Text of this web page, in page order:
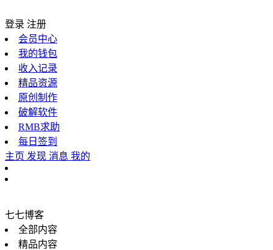
登录 注册
会员中心
我的钱包
收入记录
精品资源
原创制作
破解软件
RMB求助
每日签到
主页 发现 消息 我的
七七博客
全部内容
精品内容